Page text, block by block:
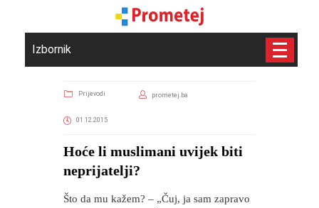
Izbornik
Prijevodi prometej.ba
01.12.2015
Hoće li muslimani uvijek biti
neprijatelji?
Što da mu kažem? – „Čuj, ja sam zapravo